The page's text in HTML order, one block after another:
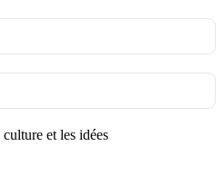
et les idées